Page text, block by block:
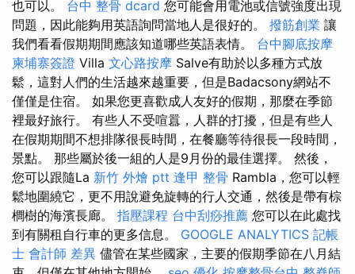
也可以。 台中 整骨 dcard 您可能會用電池或信號強度出現
問題，因此能夠用英語詢問當地人是很好的。 撥筋創業 讓
我們看看假期期間應該知道哪些英語表情。 台中腳底按摩
柬埔寨簽證 Villa 文心路按摩 Salve有助於以多種方式放
鬆，這對人們的生活越來越重要，但是Badacsony網站不
僅僅是住宿。 如果您更喜歡成人友好的假期，那麼在季節
裡最好旅行。 有些人不受喧囂，人群的打擾，但是有些人
在假期期間不想排隊很長時間，在餐廳等待很長一段時間，
景點。 那些屬於後一組的人是9月份的最佳選擇。 然後，
您可以跟隨La 新竹 外燴 ptt 逢甲 整骨 Rambla，您可以輕
鬆地圍繞它，更不用說避免旋轉的行人交通，然後是帶有棕
櫚樹的海濱長廊。 指壓課程 台中刮痧推薦 您可以在此處找
到有關租自行車的更多信息。 GOOGLE ANALYTICS 記帳
士 會計師 差異 儘管在某些國家，主要的假期季節在八月結